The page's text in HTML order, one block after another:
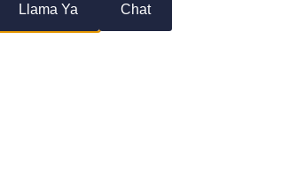
Llama Ya Chat